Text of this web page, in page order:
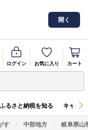
開く
ログイン お気に入り カート
ふるさと納税を知る キャン
す 中部地方 岐阜県山